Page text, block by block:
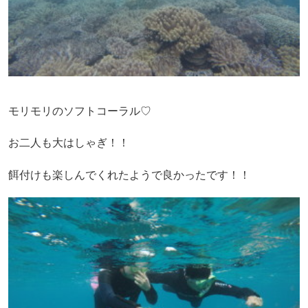
モリモリのソフトコーラル♡
お二人も大はしゃぎ！！
餌付けも楽しんでくれたようで良かったです！！